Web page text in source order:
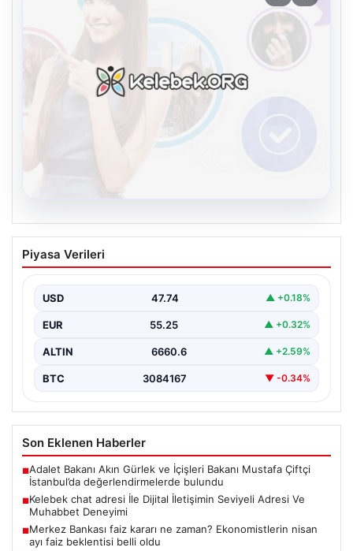
Kelebek chat adresi İle Dijital İletişimin
Seviyeli Adresi Ve Muhabbet Deneyimi
oluşturması büyük bir hassasiyet taşımaktadır.
Günümüzde çeşitli…
Piyasa Verileri
USD 47.74 ▲ +0.18%
EUR 55.25 ▲ +0.32%
ALTIN 6660.6 ▲ +2.59%
BTC 3084167 ▼ -0.34%
Son Eklenen Haberler
■Adalet Bakanı Akın Gürlek ve İçişleri Bakanı Mustafa Çiftçi
İstanbul’da değerlendirmelerde bulundu
■Kelebek chat adresi İle Dijital İletişimin Seviyeli Adresi Ve
Muhabbet Deneyimi
■Merkez Bankası faiz kararı ne zaman? Ekonomistlerin nisan
ayı faiz beklentisi belli oldu